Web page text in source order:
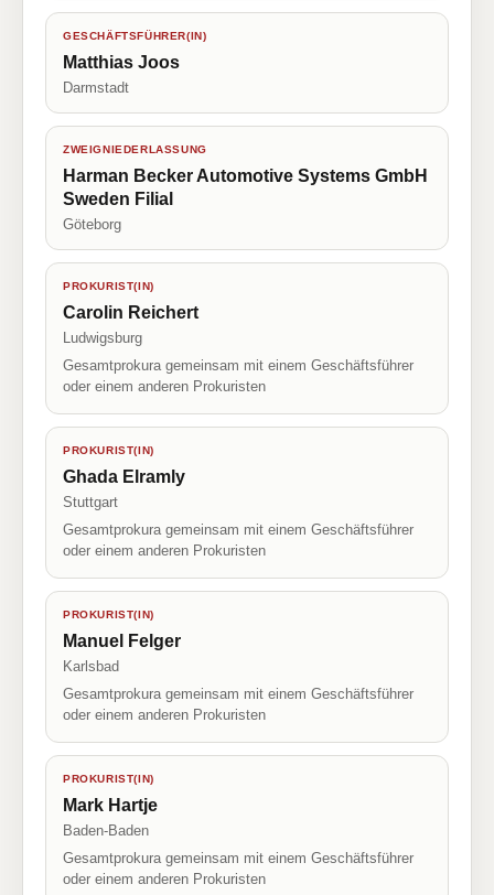
GESCHÄFTSFÜHRER(IN)
Matthias Joos
Darmstadt
ZWEIGNIEDERLASSUNG
Harman Becker Automotive Systems GmbH
Sweden Filial
Göteborg
PROKURIST(IN)
Carolin Reichert
Ludwigsburg
Gesamtprokura gemeinsam mit einem Geschäftsführer
oder einem anderen Prokuristen
PROKURIST(IN)
Ghada Elramly
Stuttgart
Gesamtprokura gemeinsam mit einem Geschäftsführer
oder einem anderen Prokuristen
PROKURIST(IN)
Manuel Felger
Karlsbad
Gesamtprokura gemeinsam mit einem Geschäftsführer
oder einem anderen Prokuristen
PROKURIST(IN)
Mark Hartje
Baden-Baden
Gesamtprokura gemeinsam mit einem Geschäftsführer
oder einem anderen Prokuristen